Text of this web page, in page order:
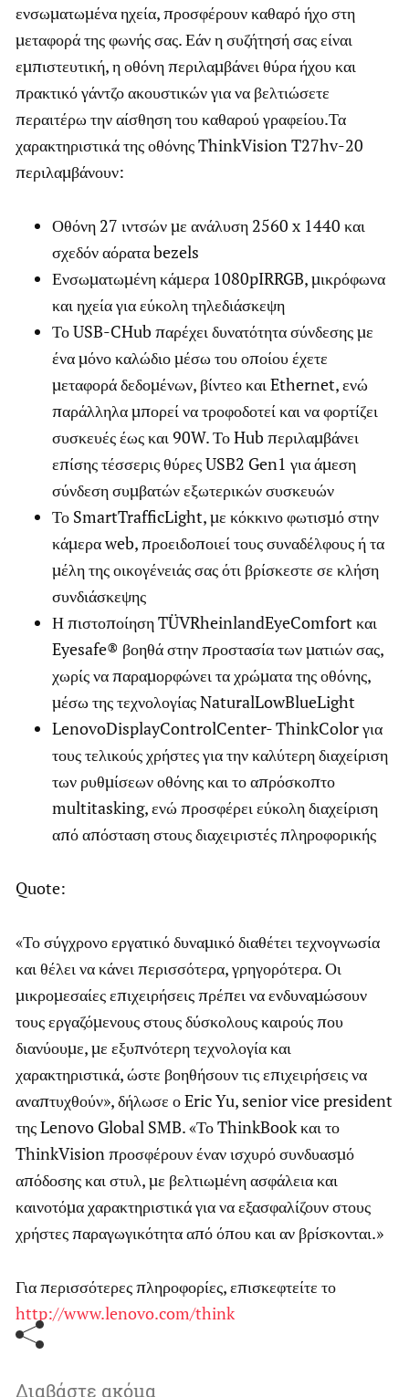
ενσωματωμένα ηχεία, προσφέρουν καθαρό ήχο στη
μεταφορά της φωνής σας. Εάν η συζήτησή σας είναι
εμπιστευτική, η οθόνη περιλαμβάνει θύρα ήχου και
πρακτικό γάντζο ακουστικών για να βελτιώσετε
περαιτέρω την αίσθηση του καθαρού γραφείου.Τα
χαρακτηριστικά της οθόνης ThinkVision T27hv-20
περιλαμβάνουν:
Οθόνη 27 ιντσών με ανάλυση 2560 x 1440 και
σχεδόν αόρατα bezels
Ενσωματωμένη κάμερα 1080pIRRGB, μικρόφωνα
και ηχεία για εύκολη τηλεδιάσκεψη
Το USB-CHub παρέχει δυνατότητα σύνδεσης με
ένα μόνο καλώδιο μέσω του οποίου έχετε
μεταφορά δεδομένων, βίντεο και Ethernet, ενώ
παράλληλα μπορεί να τροφοδοτεί και να φορτίζει
συσκευές έως και 90W. Το Hub περιλαμβάνει
επίσης τέσσερις θύρες USB2 Gen1 για άμεση
σύνδεση συμβατών εξωτερικών συσκευών
Το SmartTrafficLight, με κόκκινο φωτισμό στην
κάμερα web, προειδοποιεί τους συναδέλφους ή τα
μέλη της οικογένειάς σας ότι βρίσκεστε σε κλήση
συνδιάσκεψης
Η πιστοποίηση TÜVRheinlandEyeComfort και
Eyesafe® βοηθά στην προστασία των ματιών σας,
χωρίς να παραμορφώνει τα χρώματα της οθόνης,
μέσω της τεχνολογίας NaturalLowBlueLight
LenovoDisplayControlCenter- ThinkColor για
τους τελικούς χρήστες για την καλύτερη διαχείριση
των ρυθμίσεων οθόνης και το απρόσκοπτο
multitasking, ενώ προσφέρει εύκολη διαχείριση
από απόσταση στους διαχειριστές πληροφορικής
Quote:
«Το σύγχρονο εργατικό δυναμικό διαθέτει τεχνογνωσία
και θέλει να κάνει περισσότερα, γρηγορότερα. Οι
μικρομεσαίες επιχειρήσεις πρέπει να ενδυναμώσουν
τους εργαζόμενους στους δύσκολους καιρούς που
διανύουμε, με εξυπνότερη τεχνολογία και
χαρακτηριστικά, ώστε βοηθήσουν τις επιχειρήσεις να
αναπτυχθούν», δήλωσε ο Eric Yu, senior vice president
της Lenovo Global SMB. «Το ThinkBook και το
ThinkVision προσφέρουν έναν ισχυρό συνδυασμό
απόδοσης και στυλ, με βελτιωμένη ασφάλεια και
καινοτόμα χαρακτηριστικά για να εξασφαλίζουν στους
χρήστες παραγωγικότητα από όπου και αν βρίσκονται.»
Για περισσότερες πληροφορίες, επισκεφτείτε το
http://www.lenovo.com/think
Διαβάστε ακόμα